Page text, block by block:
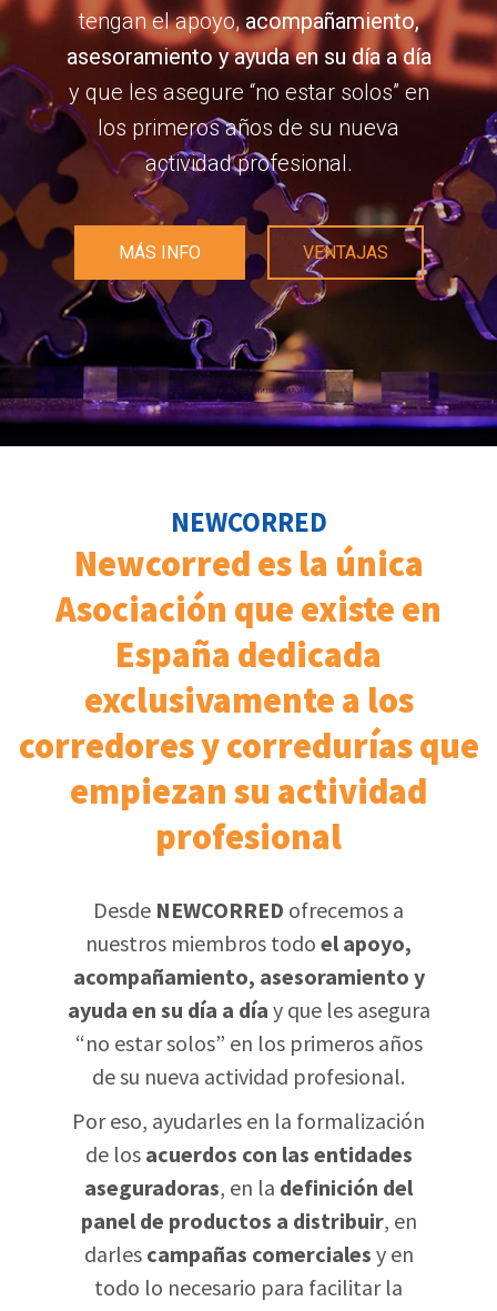
tengan el apoyo,acompañamiento,
asesoramiento y ayuda en su día a día
y que les asegure “no estar solos” en
los primeros años de su nueva
actividad profesional.
MÁS INFO VENTAJAS
NEWCORRED
Newcorred es la única
Asociación que existe en
España dedicada
exclusivamente a los
corredores y corredurías que
empiezan su actividad
profesional
Desde NEWCORRED ofrecemos a
nuestros miembros todo el apoyo,
acompañamiento, asesoramiento y
ayuda en su día a día y que les asegura
“no estar solos” en los primeros años
de su nueva actividad profesional.
Por eso, ayudarles en la formalización
de los acuerdos con las entidades
aseguradoras, en la definición del
panel de productos a distribuir, en
darles campañas comerciales y en
todo lo necesario para facilitar la